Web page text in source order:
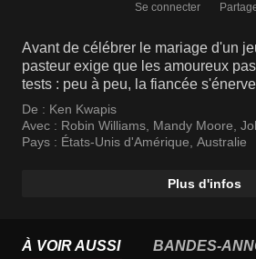
Se connecter
Avant de célébrer le mariage d'un
pasteur exige que les amoureux
tests : peu à peu, la fiancée
De : Ken Kwapis
Avec : Robin Williams Mandy Moore
Pays : États-Unis d'Amérique Australie
Plus d'infos
À VOIR AUSSI BANDES-